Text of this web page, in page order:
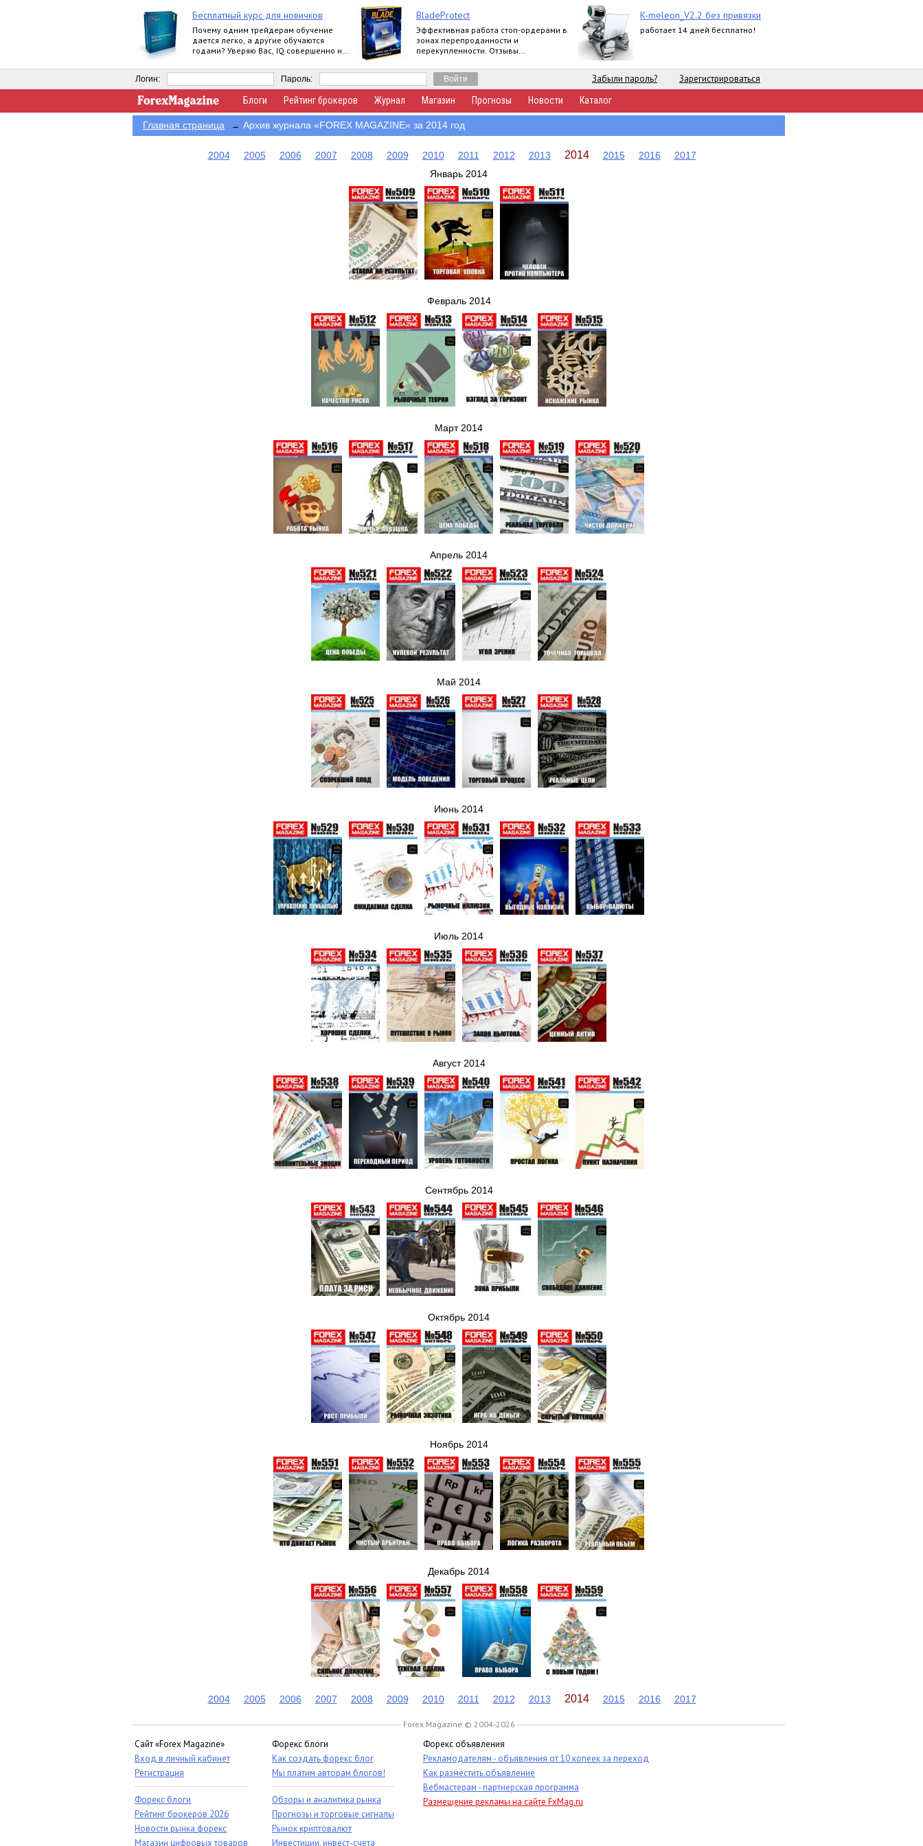
Бесплатный курс для новичков
Почему одним трейдерам обучение
дается легко, а другие обучаются
годами? Уверяю Вас, IQ совершенно не
BladeProtect
Эффективная работа стоп-ордерами в
зонах перепроданности и
перекупленности. Отзывы
https://www.mql5.com/ru/market/product/8739#
K-meleon_V2.2 без привязки
работает 14 дней бесплатно!
Логин: Пароль: Забыли пароль? Зарегистрироваться
Блоги Рейтинг брокеров Журнал Магазин Прогнозы Новости Каталог
Главная страница → Архив журнала «FOREX MAGAZINE» за 2014 год
2004 2005 2006 2007 2008 2009 2010 2011 2012 2013 2014 2015 2016
2017
Январь 2014
Февраль 2014
Март 2014
Апрель 2014
Май 2014
Июнь 2014
Июль 2014
Август 2014
Сентябрь 2014
Октябрь 2014
Ноябрь 2014
Декабрь 2014
2004 2005 2006 2007 2008 2009 2010 2011 2012 2013 2014 2015 2016 2017
Forex Magazine © 2004-2026
Сайт «Forex Magazine»
Вход в личный кабинет
Регистрация
Форекс блоги
Рейтинг брокеров 2026
Новости рынка форекс
Магазин цифровых товаров
Форекс блоги
Как создать форекс блог
Мы платим авторам блогов!
Обзоры и аналитика рынка
Прогнозы и торговые сигналы
Рынок криптовалют
Инвестиции, инвест-счета
Форекс объявления
Рекламодателям - объявления от 10 копеек за переход
Как разместить объявление
Вебмастерам - партнерская программа
Размещение рекламы на сайте FxMag.ru